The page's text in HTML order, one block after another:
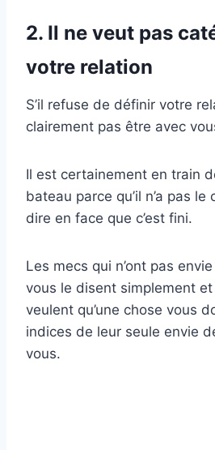
2. Il ne veut pas
votre relation
S’il refuse de définir votre
clairement pas être avec
Il est certainement en train
bateau parce qu’il n’a pas
dire en face que c’est fini.
Les mecs qui n’ont pas
vous le disent simplement
veulent qu’une chose vous
indices de leur seule envie
vous.